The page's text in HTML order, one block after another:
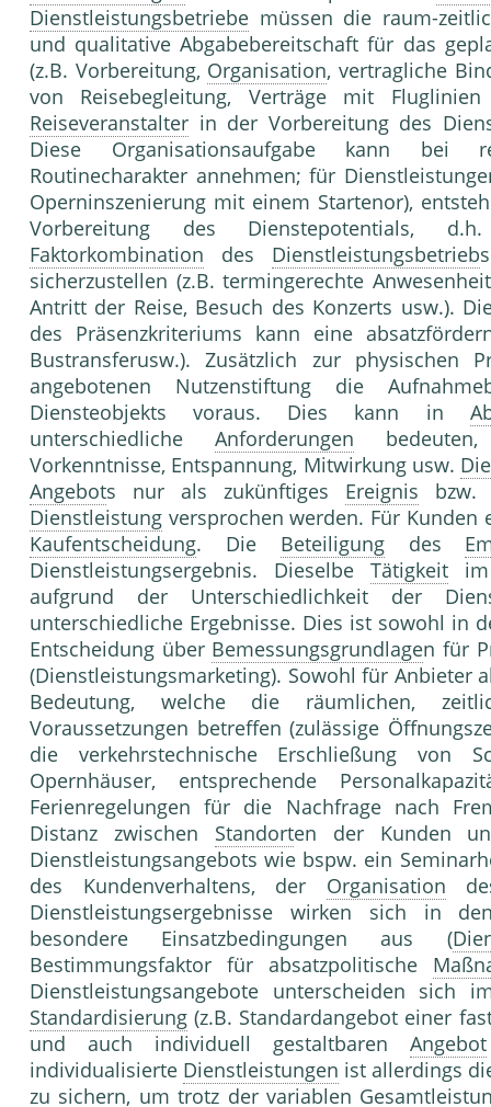
Dienstleistungsbetriebe müssen die raum-
und qualitative Abgabebereitschaft für das
(z.B. Vorbereitung, Organisation, vertragliche
von Reisebegleitung, Verträge mit
Reiseveranstalter in der Vorbereitung des
Diese Organisationsaufgabe kann bei
Routinecharakter annehmen; für
Operninszenierung mit einem Star­tenor),
Vorbereitung des Dienste­potentials,
Faktorkombination des Dienstleistungsbetrieb
sicherzu­stellen (z.B. termingerechte
Antritt der Reise, Besuch des Konzerts usw.).
des Präsenzkriteriums kann eine
Bustransferusw.). Zusätzlich zur physischen
angebotenen Nutzen­stiftung die
Diensteobjekts voraus. Dies kann in
unterschiedlicheAnforderungen
Vorkenntnisse, Entspannung, Mitwirkung usw.
Angebots nur als zukünftiges Ereignis bzw.
Dienstleistung versprochen werden. Für
Kaufentscheidung. Die Beteiligungdes
Dienstleistungsergebnis. Dieselbe Tätigkeitim
aufgrund der Unterschied­lichkeit der
unterschiedliche Ergebnisse. Dies ist sowohl in
Entscheidung über Bemessungsgrundlagen für
(Dienst­leistungsmarketing). Sowohl für Anbieter
Bedeutung, welche die räumlichen,
Voraussetzungen betreffen (zu­lässige
die verkehrstechnische Er­schließung von
Opernhäuser, entsprechende
Ferienregelungen für die Nach­frage nach
Distanz zwischen Standorten der Kunden
Dienstleistungsangebots wie bspw. ein
des Kunden­verhaltens, der Organisation
Dienstleistungser­gebnisse wirken sich in
besondere Einsatzbedin­gungen aus (
Bestimmungsfaktor für ab­satzpolitische
Dienstleistungsangebo­te unterscheiden sich
Standardisierung (z.B. Standardangebot einer
und auch indivi­duell gestaltbaren Angebot
individualisierte Dienstleistungen ist allerdings
zu sichern, um trotz der variablen